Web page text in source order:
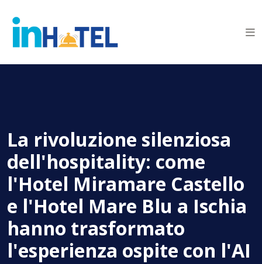
La rivoluzione silenziosa
dell'hospitality: come
l'Hotel Miramare Castello
e l'Hotel Mare Blu a Ischia
hanno trasformato
l'esperienza ospite con l'AI